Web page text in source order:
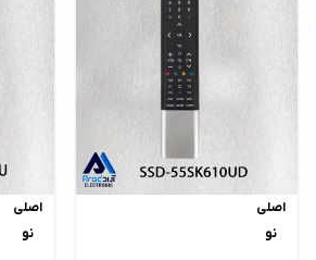
اصلی
نو
اصلی
نو